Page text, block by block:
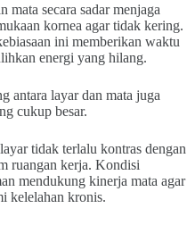
mata secara sadar menjaga
kornea agar tidak kering.
ini memberikan waktu
energi yang hilang.
antara layar dan mata juga
cukup besar.
tidak terlalu kontras dengan
ruangan kerja. Kondisi
mendukung kinerja mata agar
kelelahan kronis.